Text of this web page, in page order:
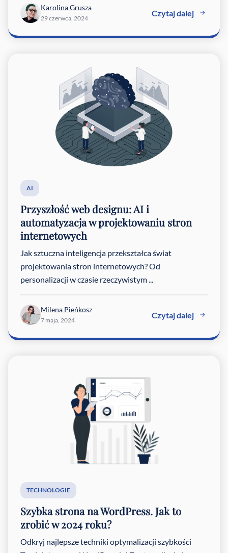
Karolina Grusza
29 czerwca, 2024
Czytaj dalej
AI
Przyszłość web designu: AI i
automatyzacja w projektowaniu stron
internetowych
Jak sztuczna inteligencja przekształca świat
projektowania stron internetowych? Od
personalizacji w czasie rzeczywistym ...
Milena Pieńkosz
7 maja, 2024
Czytaj dalej
TECHNOLOGIE
Szybka strona na WordPress. Jak to
zrobić w 2024 roku?
Odkryj najlepsze techniki optymalizacji szybkości